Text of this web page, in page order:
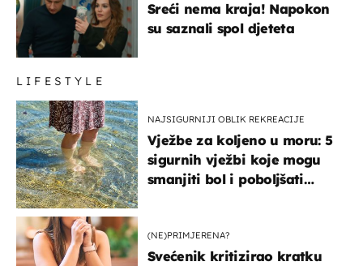
Sreći nema kraja! Napokon
su saznali spol djeteta
LIFESTYLE
NAJSIGURNIJI OBLIK REKREACIJE
Vježbe za koljeno u moru: 5
sigurnih vježbi koje mogu
smanjiti bol i poboljšati
(NE)PRIMJERENA?
Svećenik kritizirao kratku